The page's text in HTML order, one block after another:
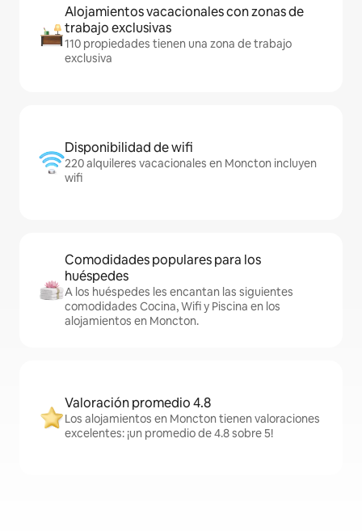
Alojamientos vacacionales con zonas de
trabajo exclusivas
110 propiedades tienen una zona de trabajo
exclusiva
Disponibilidad de wifi
220 alquileres vacacionales en Moncton incluyen
wifi
Comodidades populares para los
huéspedes
A los huéspedes les encantan las siguientes
comodidades Cocina, Wifi y Piscina en los
alojamientos en Moncton.
Valoración promedio 4.8
Los alojamientos en Moncton tienen valoraciones
excelentes: ¡un promedio de 4.8 sobre 5!